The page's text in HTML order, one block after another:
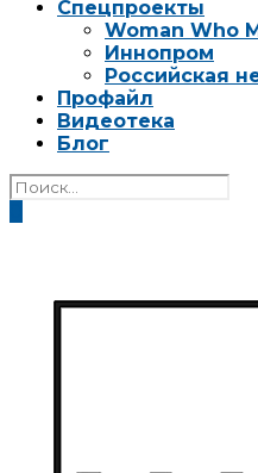
Спецпроекты
Woman Who
Иннопром
Российская
Профайл
Видеотека
Блог